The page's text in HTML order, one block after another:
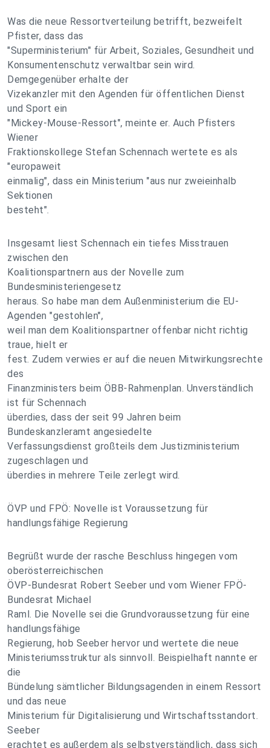
Was die neue Ressortverteilung betrifft, bezweifelt
Pfister, dass das
"Superministerium" für Arbeit, Soziales, Gesundheit und
Konsumentenschutz verwaltbar sein wird.
Demgegenüber erhalte der
Vizekanzler mit den Agenden für öffentlichen Dienst
und Sport ein
"Mickey-Mouse-Ressort", meinte er. Auch Pfisters
Wiener
Fraktionskollege Stefan Schennach wertete es als
"europaweit
einmalig", dass ein Ministerium "aus nur zweieinhalb
Sektionen
besteht".
Insgesamt liest Schennach ein tiefes Misstrauen
zwischen den
Koalitionspartnern aus der Novelle zum
Bundesministeriengesetz
heraus. So habe man dem Außenministerium die EU-
Agenden "gestohlen",
weil man dem Koalitionspartner offenbar nicht richtig
traue, hielt er
fest. Zudem verwies er auf die neuen Mitwirkungsrechte
des
Finanzministers beim ÖBB-Rahmenplan. Unverständlich
ist für Schennach
überdies, dass der seit 99 Jahren beim
Bundeskanzleramt angesiedelte
Verfassungsdienst großteils dem Justizministerium
zugeschlagen und
überdies in mehrere Teile zerlegt wird.
ÖVP und FPÖ: Novelle ist Voraussetzung für
handlungsfähige Regierung
Begrüßt wurde der rasche Beschluss hingegen vom
oberösterreichischen
ÖVP-Bundesrat Robert Seeber und vom Wiener FPÖ-
Bundesrat Michael
Raml. Die Novelle sei die Grundvoraussetzung für eine
handlungsfähige
Regierung, hob Seeber hervor und wertete die neue
Ministeriumsstruktur als sinnvoll. Beispielhaft nannte er
die
Bündelung sämtlicher Bildungsagenden in einem Ressort
und das neue
Ministerium für Digitalisierung und Wirtschaftsstandort.
Seeber
erachtet es außerdem als selbstverständlich, dass sich